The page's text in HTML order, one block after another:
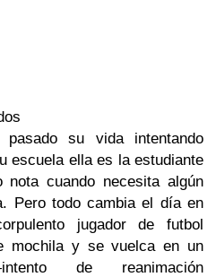
su vida intentando
escuela ella es la estudiante
cuando necesita algún
Pero todo cambia el día en
jugador de futbol
mochila y se vuelca en un
de reanimación